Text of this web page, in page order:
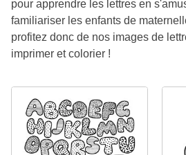
pour apprendre les lettres en
familiariser les enfants de
profitez donc de nos images de
imprimer et colorier !